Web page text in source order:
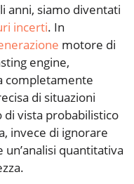
anni, siamo diventati
incerti. In
motore di
engine,
completamente
di situazioni
vista probabilistico
invece di ignorare
quantitativa